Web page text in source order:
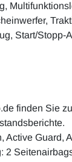
Start/Stopp-
finden Sie
Active Guard,
2